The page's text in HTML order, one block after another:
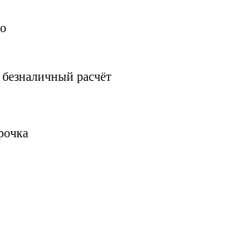
расчёт